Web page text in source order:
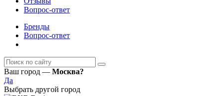
Вопрос-ответ
Бренды
Вопрос-ответ
Ваш город — Москва?
Да
Выбрать другой город